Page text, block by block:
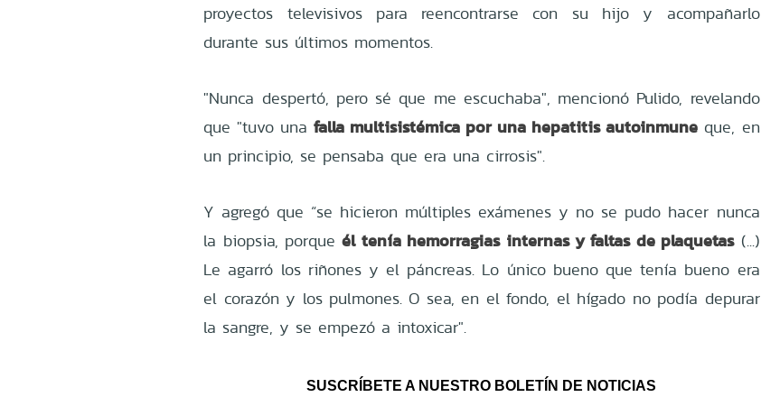
proyectos televisivos para reencontrarse con su hijo y acompañarlo
durante sus últimos momentos.
"Nunca despertó, pero sé que me escuchaba", mencionó Pulido, revelando
que "tuvo unafalla multisistémica por una hepatitis autoinmune que, en
un principio, se pensaba que era una cirrosis".
Y agregó que “se hicieron múltiples exámenes y no se pudo hacer nunca
la biopsia, porqueél tenía hemorragias internas y faltas de plaquetas(...)
Le agarró los riñones y el páncreas. Lo único bueno que tenía bueno era
el corazón y los pulmones. O sea, en el fondo, el hígado no podía depurar
la sangre, y se empezó a intoxicar".
SUSCRÍBETE A NUESTRO BOLETÍN DE NOTICIAS